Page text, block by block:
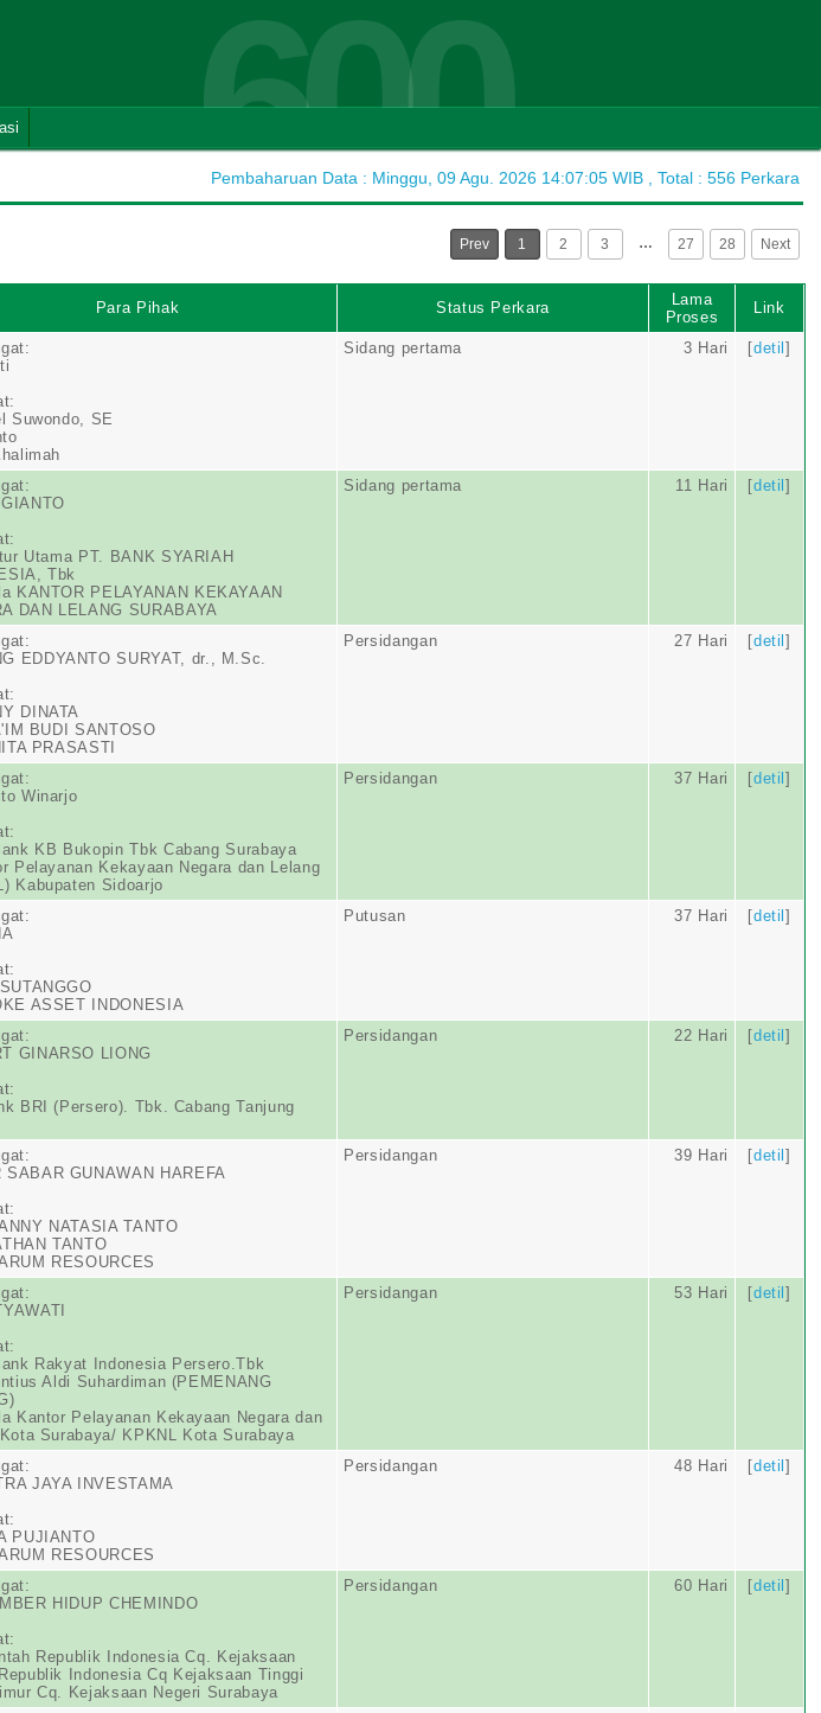
600
Pembaharuan Data : Minggu, 09 Agu. 2026 14:07:05 WIB , Total : 556 Perkara
Prev 1 2 3 … 27 28 Next
Para Pihak Status Perkara
Lama
Proses
Link
Suwondo, SE
Sidang pertama 3 Hari [detil]
Utama PT. BANK SYARIAH
Tbk
KANTOR PELAYANAN KEKAYAAN
DAN LELANG SURABAYA
Sidang pertama 11 Hari [detil]
EDDYANTO SURYAT, dr., M.Sc.
DINATA
BUDI SANTOSO
PRASASTI
Persidangan 27 Hari [detil]
Winarjo
KB Bukopin Tbk Cabang Surabaya
Pelayanan Kekayaan Negara dan Lelang
Kabupaten Sidoarjo
Persidangan 37 Hari [detil]
ASSET INDONESIA
Putusan 37 Hari [detil]
GINARSO LIONG
BRI (Persero). Tbk. Cabang Tanjung
Persidangan 22 Hari [detil]
SABAR GUNAWAN HAREFA
NATASIA TANTO
TANTO
RESOURCES
Persidangan 39 Hari [detil]
Rakyat Indonesia Persero.Tbk
Aldi Suhardiman (PEMENANG
Kantor Pelayanan Kekayaan Negara dan
Surabaya/ KPKNL Kota Surabaya
Persidangan 53 Hari [detil]
JAYA INVESTAMA
PUJIANTO
RESOURCES
Persidangan 48 Hari [detil]
HIDUP CHEMINDO
Republik Indonesia Cq. Kejaksaan
Indonesia Cq Kejaksaan Tinggi
Cq. Kejaksaan Negeri Surabaya
Persidangan 60 Hari [detil]